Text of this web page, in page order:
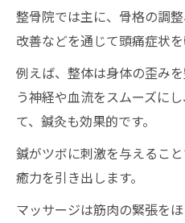
整骨院では主に、骨格の調
改善などを通じて頭痛症状を
例えば、整体は身体の歪み
う神経や血流をスムーズに
て、鍼灸も効果的です。
鍼がツボに刺激を与えるこ
癒力を引き出します。
マッサージは筋肉の緊張を